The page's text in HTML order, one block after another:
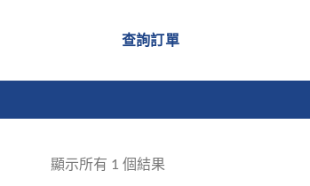
查詢訂單
顯示所有 1 個結果